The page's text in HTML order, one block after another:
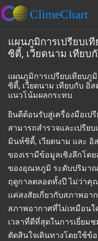
แผนภูมิการเปรียบเ
ซิตี้, เวียดนาม เทียบ
แผนภูมิการเปรียบเทียบ
ซิตี้, เวียดนาม เทียบกับ อิ
แนวโน้มผลกระทบ
ยินดีต้อนรับสู่เครื่องมือเป
สามารถสำรวจและเปรีย
มินห์ซิตี้, เวียดนาม และ
ของเรามีข้อมูลเชิงลึกโด
ของอุณหภูมิ ระดับปริมาณ
ฤดูกาลตลอดทั้งปี ไม่ว่าคุ
แค่สงสัยเกี่ยวกับสภาพอา
สภาพอากาศที่ไม่เหมือน
เวลาที่ดีที่สุดในการเยี่ยม
ตัดสินใจเดินทางโดยใช้